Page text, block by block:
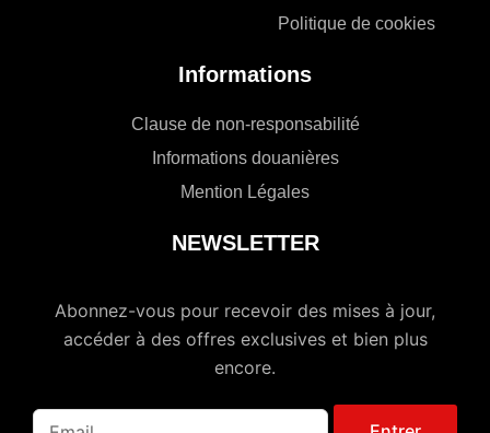
Politique de cookies
Informations
Clause de non-responsabilité
Informations douanières
Mention Légales
NEWSLETTER
Abonnez-vous pour recevoir des mises à jour,
accéder à des offres exclusives et bien plus
encore.